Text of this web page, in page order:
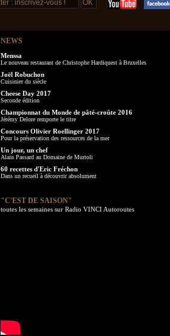
NEWS
Menssa
Le nouveau restaurant de Christophe Hardiquest à Bruxelles
Joël Robuchon
Cuisinier du siècle
Cheese Day 2017
Seconde édition
Championnat du Monde de pâté-croûte 2016
Jérémy Delore remporte le titre
Concours Olivier Roellinger 2017
Pour la préservation des ressources de la mer
Un jour, un chef
Alain Passard au Domaine de Murtoli
60 recettes d'Eric Fréchon
Dans un recueil à découvrir absolument
"C'EST DE SAISON"
toutes les semaines sur Radio VINCI Autoroutes